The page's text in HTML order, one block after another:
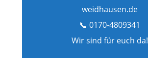
weidhausen.de
📞 0170-4809341
Wir sind für euch da!